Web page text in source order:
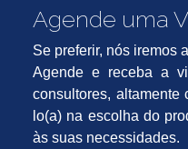
Agende uma
Se preferir, nós iremos
Agende e receba a
consultores, altamente
lo(a) na escolha do
às suas necessidades.